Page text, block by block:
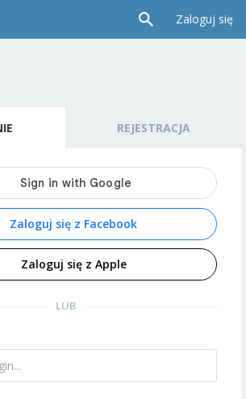
Zaloguj się
REJESTRACJA
Zaloguj się z Facebook
Zaloguj się z Apple
LUB